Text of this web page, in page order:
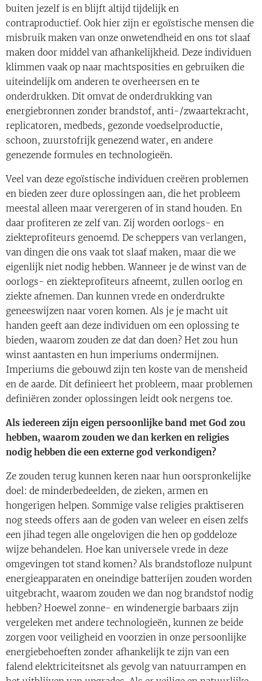
buiten jezelf is en blijft altijd tijdelijk en
contraproductief. Ook hier zijn er egoïstische mensen die
misbruik maken van onze onwetendheid en ons tot slaaf
maken door middel van afhankelijkheid. Deze individuen
klimmen vaak op naar machtsposities en gebruiken die
uiteindelijk om anderen te overheersen en te
onderdrukken. Dit omvat de onderdrukking van
energiebronnen zonder brandstof, anti-/zwaartekracht,
replicatoren, medbeds, gezonde voedselproductie,
schoon, zuurstofrijk genezend water, en andere
genezende formules en technologieën.
Veel van deze egoïstische individuen creëren problemen
en bieden zeer dure oplossingen aan, die het probleem
meestal alleen maar verergeren of in stand houden. En
daar profiteren ze zelf van. Zij worden oorlogs- en
ziekteprofiteurs genoemd. De scheppers van verlangen,
van dingen die ons vaak tot slaaf maken, maar die we
eigenlijk niet nodig hebben. Wanneer je de winst van de
oorlogs- en ziekteprofiteurs afneemt, zullen oorlog en
ziekte afnemen. Dan kunnen vrede en onderdrukte
geneeswijzen naar voren komen. Als je je macht uit
handen geeft aan deze individuen om een ​​oplossing te
bieden, waarom zouden ze dat dan doen? Het zou hun
winst aantasten en hun imperiums ondermijnen.
Imperiums die gebouwd zijn ten koste van de mensheid
en de aarde. Dit definieert het probleem, maar problemen
definiëren zonder oplossingen leidt ook nergens toe.
Als iedereen zijn eigen persoonlijke band met God zou
hebben, waarom zouden we dan kerken en religies
nodig hebben die een externe god verkondigen?
Ze zouden terug kunnen keren naar hun oorspronkelijke
doel: de minderbedeelden, de zieken, armen en
hongerigen helpen. Sommige valse religies praktiseren
nog steeds offers aan de goden van weleer en eisen zelfs
een jihad tegen alle ongelovigen die hen op goddeloze
wijze behandelen. Hoe kan universele vrede in deze
omgevingen tot stand komen? Als brandstofloze nulpunt
energieapparaten en oneindige batterijen zouden worden
uitgebracht, waarom zouden we dan nog brandstof nodig
hebben? Hoewel zonne- en windenergie barbaars zijn
vergeleken met andere technologieën, kunnen ze beide
zorgen voor veiligheid en voorzien in onze persoonlijke
energiebehoeften zonder afhankelijk te zijn van een
falend elektriciteitsnet als gevolg van natuurrampen en